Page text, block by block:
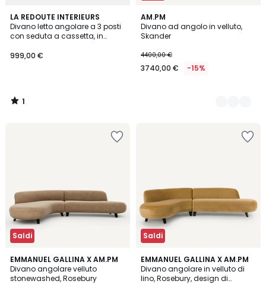
LA REDOUTE INTERIEURS
Divano letto angolare a 3 posti
con seduta a cassetta, in
999,00 €
1
/
5
1
/
AM.PM
Divano ad angolo in velluto,
Skander
4400,00 €
3740,00 € -15%
15
Colori
Saldi
EMMANUEL GALLINA X AM.PM
Divano angolare velluto
stonewashed, Rosebury
3
/
5
2
Colori
Saldi
EMMANUEL GALLINA X AM.PM
Divano angolare in velluto di
lino, Rosebury, design di
5
Colori